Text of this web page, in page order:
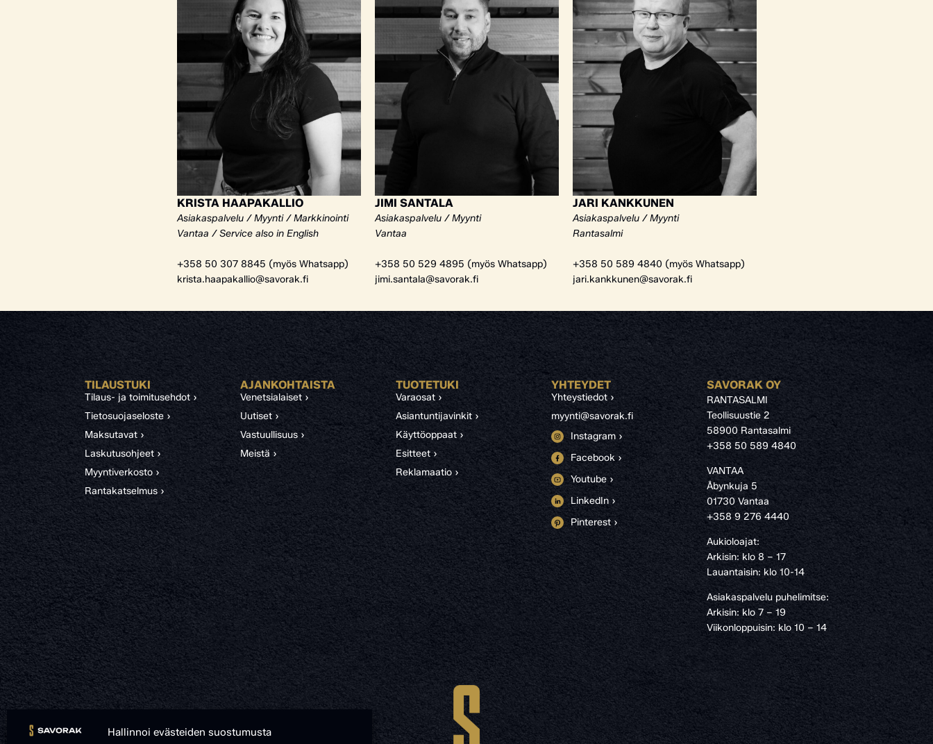
Hallinnoi evästeiden suostumusta
KRISTA HAAPAKALLIO
Asiakaspalvelu / Myynti / Markkinointi
Vantaa / Service also in English
+358 50 307 8845 (myös Whatsapp)
krista.haapakallio@savorak.fi
JIMI SANTALA
Asiakaspalvelu / Myynti
Vantaa
+358 50 529 4895 (myös Whatsapp)
jimi.santala@savorak.fi
JARI KANKKUNEN
Asiakaspalvelu / Myynti
Rantasalmi
+358 50 589 4840 (myös Whatsapp)
jari.kankkunen@savorak.fi
TILAUSTUKI
Tilaus- ja toimitusehdot ›
Tietosuojaseloste ›
Maksutavat ›
Laskutusohjeet ›
Myyntiverkosto ›
Rantakatselmus ›
AJANKOHTAISTA
Venetsialaiset ›
Uutiset ›
Vastuullisuus ›
Meistä ›
TUOTETUKI
Varaosat ›
Asiantuntijavinkit ›
Käyttöoppaat ›
Esitteet ›
Reklamaatio ›
YHTEYDET
Yhteystiedot ›
myynti@savorak.fi
Instagram ›
Facebook ›
Youtube ›
LinkedIn ›
Pinterest ›
SAVORAK OY
RANTASALMI
Teollisuustie 2
58900 Rantasalmi
+358 50 589 4840
VANTAA
Åbynkuja 5
01730 Vantaa
+358 9 276 4440
Aukioloajat:
Arkisin: klo 8 – 17
Lauantaisin: klo 10-14
Asiakaspalvelu puhelimitse:
Arkisin: klo 7 – 19
Viikonloppuisin: klo 10 – 14